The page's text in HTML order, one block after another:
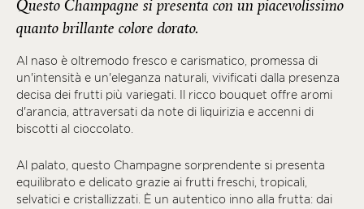
Questo Champagne si presenta con un piacevolissimo
quanto brillante colore dorato.
Al naso è oltremodo fresco e carismatico, promessa di
un'intensità e un'eleganza naturali, vivificati dalla presenza
decisa dei frutti più variegati. Il ricco bouquet offre aromi
d'arancia, attraversati da note di liquirizia e accenni di
biscotti al cioccolato.
Al palato, questo Champagne sorprendente si presenta
equilibrato e delicato grazie ai frutti freschi, tropicali,
selvatici e cristallizzati. È un autentico inno alla frutta: dai